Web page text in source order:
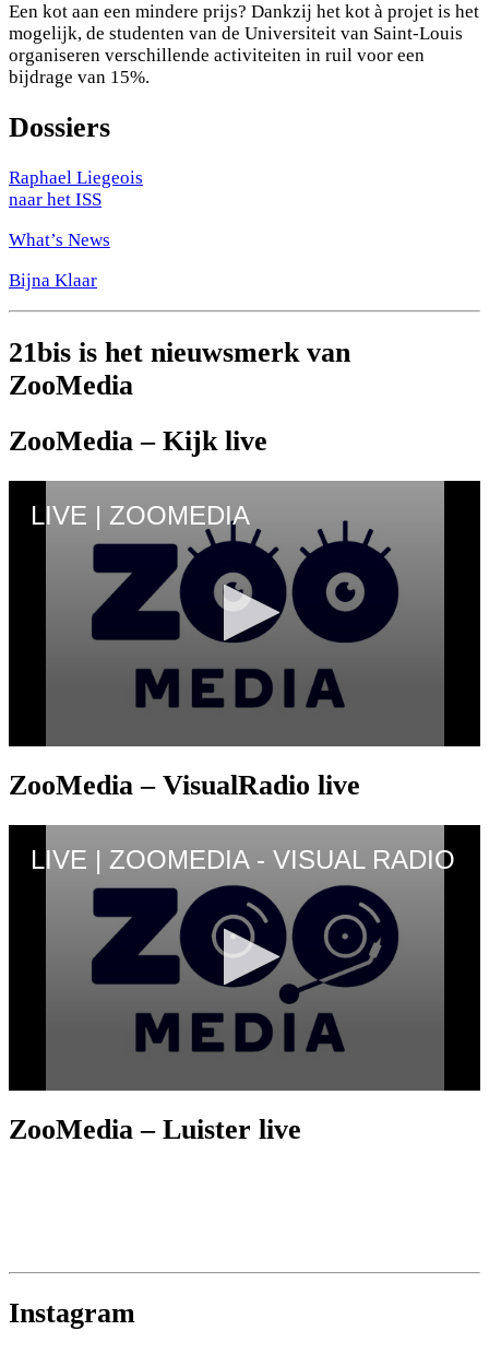
Een kot aan een mindere prijs? Dankzij het kot à projet is het
mogelijk, de studenten van de Universiteit van Saint-Louis
organiseren verschillende activiteiten in ruil voor een
bijdrage van 15%.
Dossiers
Raphael Liegeois
naar het ISS
What’s News
Bijna Klaar
21bis is het nieuwsmerk van
ZooMedia
ZooMedia – Kijk live
ZooMedia – VisualRadio live
ZooMedia – Luister live
Instagram